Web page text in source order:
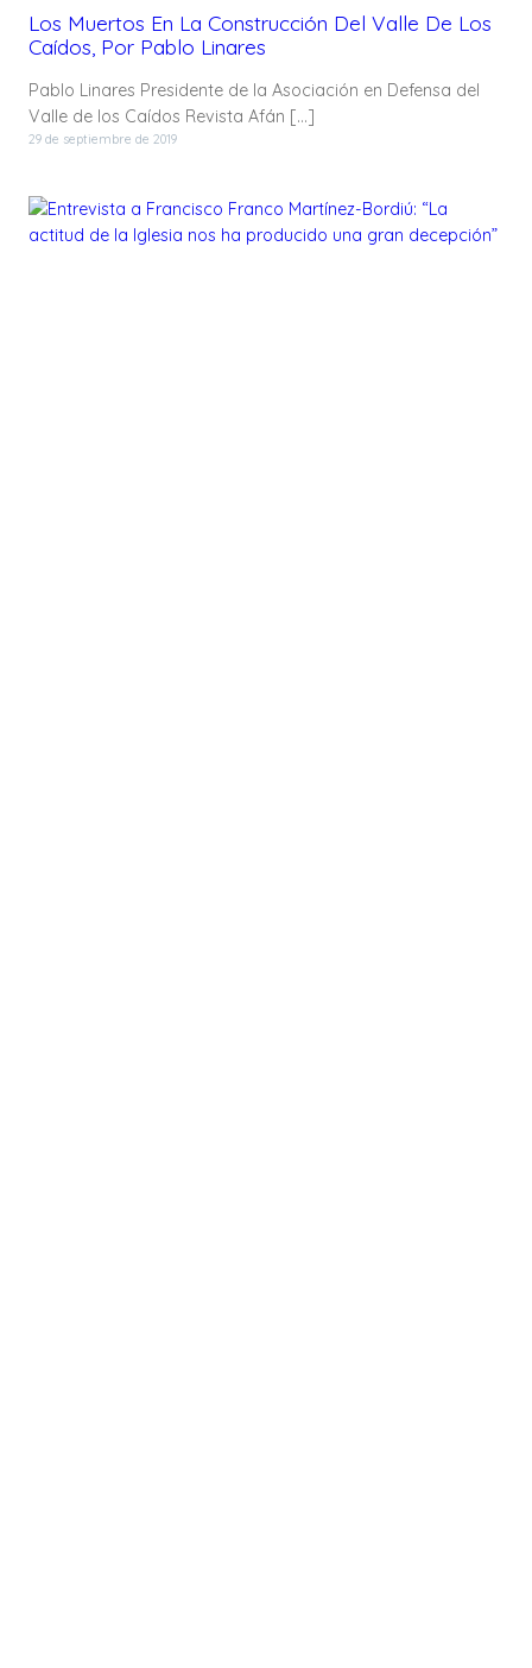
Los Muertos En La Construcción Del Valle De Los
Caídos, Por Pablo Linares
Pablo Linares Presidente de la Asociación en Defensa del
Valle de los Caídos Revista Afán […]
29 de septiembre de 2019